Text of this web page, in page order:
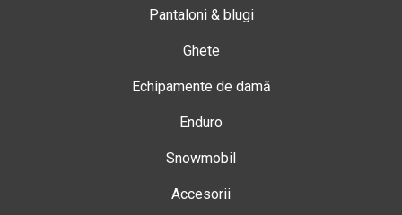
Pantaloni & blugi
Ghete
Echipamente de damă
Enduro
Snowmobil
Accesorii